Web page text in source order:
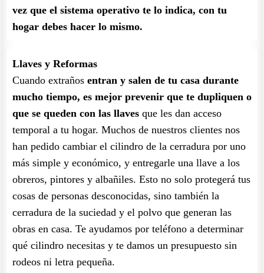
vez que el sistema operativo te lo indica, con tu
hogar debes hacer lo mismo.
Llaves y Reformas
Cuando extraños entran y salen de tu casa durante
mucho tiempo, es mejor prevenir que te dupliquen o
que se queden con las llaves que les dan acceso
temporal a tu hogar. Muchos de nuestros clientes nos
han pedido cambiar el cilindro de la cerradura por uno
más simple y económico, y entregarle una llave a los
obreros, pintores y albañiles. Esto no solo protegerá tus
cosas de personas desconocidas, sino también la
cerradura de la suciedad y el polvo que generan las
obras en casa. Te ayudamos por teléfono a determinar
qué cilindro necesitas y te damos un presupuesto sin
rodeos ni letra pequeña.